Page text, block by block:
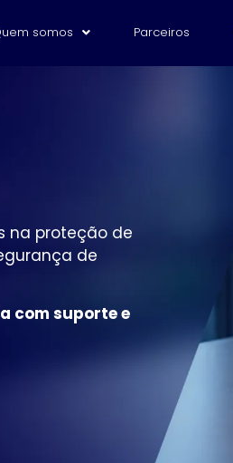
somos Parceiros
na proteção de
de
com suporte e